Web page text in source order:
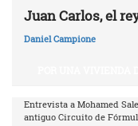
Juan Carlos, el
Daniel Campione
Entrevista a Mohamed
antiguo Circuito de